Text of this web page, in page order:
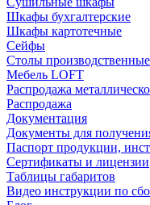
Шкафы бухгалтерские
Шкафы картотечные
Сейфы
Столы производственные
Мебель LOFT
Распродажа
Распродажа
Документация
Документы для
Паспорт продукции,
Сертификаты и лицензии
Таблицы габаритов
Видео инструкции по